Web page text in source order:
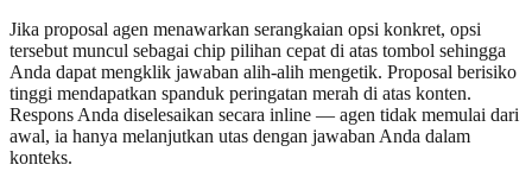
Jika proposal agen menawarkan serangkaian opsi konkret, opsi
tersebut muncul sebagai chip pilihan cepat di atas tombol sehingga
Anda dapat mengklik jawaban alih-alih mengetik. Proposal berisiko
tinggi mendapatkan spanduk peringatan merah di atas konten.
Respons Anda diselesaikan secara inline — agen tidak memulai dari
awal, ia hanya melanjutkan utas dengan jawaban Anda dalam
konteks.